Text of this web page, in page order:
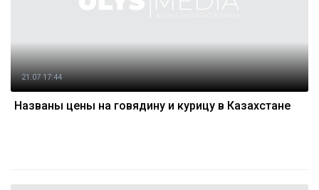
21.07 17:44
Названы цены на говядину и курицу в Казахстане